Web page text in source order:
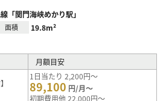
「関門海峡めかり駅」
面積 19.8m²
月額目安
1日当たり 2,200円～
89,100 円/月～
初期費用他 22,000円～